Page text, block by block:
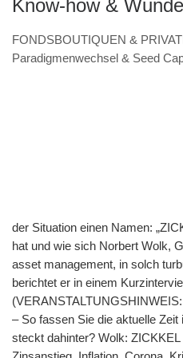
Know-how &
FONDSBOUTIQUEN &
Paradigmenwechsel & Seed
der Situation einen Namen:
hat und wie sich Norbert Wolk,
asset management, in solch
berichtet er in einem
– So fassen Sie die aktuelle
steckt dahinter? Wolk: